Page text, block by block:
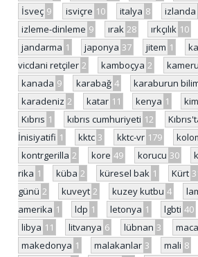
İsveç 9 isviçre 10 italya 8 izlanda
izleme-dinleme 9 ırak 28 ırkçılık 10
jandarma 1 japonya 37 jitem 1
vicdani retçiler 2 kamboçya 2
kanada 9 karabağ 4 karaburun
karadeniz 2 katar 11 kenya 1
Kıbrıs 1 kıbrıs cumhuriyeti 12
İnisiyatifi 1 kktc 3 kktc-vr 179
kontrgerilla 2 kore 49 korucu 30
rika 1 küba 2 küresel bak 1 Kürt
günü 2 kuveyt 2 kuzey kutbu 4
amerika 1 ldp 1 letonya 1 lgbti 40
libya 11 litvanya 6 lübnan 3
makedonya 1 malakanlar 3 mali 8